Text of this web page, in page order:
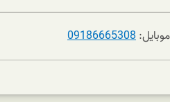
09186665308